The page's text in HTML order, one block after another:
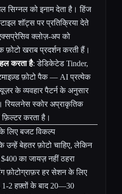
सिग्नल को इनाम देता है। हिंज
शॉट्स पर प्रतिक्रिया देते
क्लोज़-अप को
फ़ोटो खराब प्रदर्शन करती हैं।
करता है: डेडिकेटेड Tinder,
फ़ोटो पैक — AI प्रत्येक
के व्यवहार पैटर्न के अनुसार
रियलनेस स्कोर अप्राकृतिक
करता है।
लिए बजट विकल्प
उन्हें बेहतर फ़ोटो चाहिए, लेकिन
का जायज़ नहीं ठहरा
फ़ोटोग्राफ़र हर सेशन के लिए
2 हफ़्तों के बाद 20—30